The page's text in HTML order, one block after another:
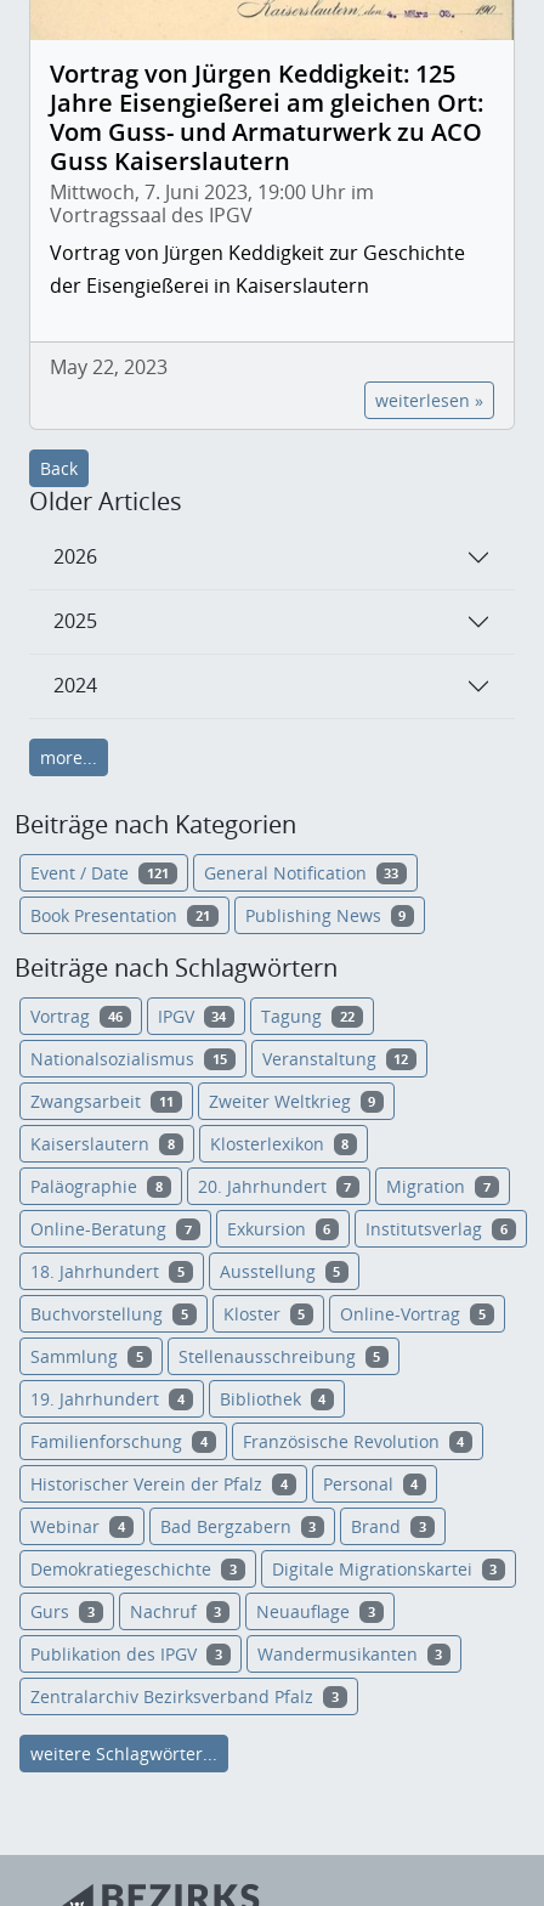
Vortrag von Jürgen Keddigkeit: 125
Jahre Eisengießerei am gleichen Ort:
Vom Guss- und Armaturwerk zu ACO
Guss Kaiserslautern
Mittwoch, 7. Juni 2023, 19:00 Uhr im
Vortragssaal des IPGV
Vortrag von Jürgen Keddigkeit zur Geschichte
der Eisengießerei in Kaiserslautern
May 22, 2023
weiterlesen »
Back
Older Articles
2026
2025
2024
more...
Beiträge nach Kategorien
Event / Date 121 General Notification 33
Book Presentation 21 Publishing News 9
Beiträge nach Schlagwörtern
Vortrag 46 IPGV 34 Tagung 22
Nationalsozialismus 15 Veranstaltung 12
Zwangsarbeit 11 Zweiter Weltkrieg 9
Kaiserslautern 8 Klosterlexikon 8
Paläographie 8 20. Jahrhundert 7 Migration 7
Online-Beratung 7 Exkursion 6 Institutsverlag 6
18. Jahrhundert 5 Ausstellung 5
Buchvorstellung 5 Kloster 5 Online-Vortrag 5
Sammlung 5 Stellenausschreibung 5
19. Jahrhundert 4 Bibliothek 4
Familienforschung 4 Französische Revolution 4
Historischer Verein der Pfalz 4 Personal 4
Webinar 4 Bad Bergzabern 3 Brand 3
Demokratiegeschichte 3 Digitale Migrationskartei 3
Gurs 3 Nachruf 3 Neuauflage 3
Publikation des IPGV 3 Wandermusikanten 3
Zentralarchiv Bezirksverband Pfalz 3
weitere Schlagwörter...